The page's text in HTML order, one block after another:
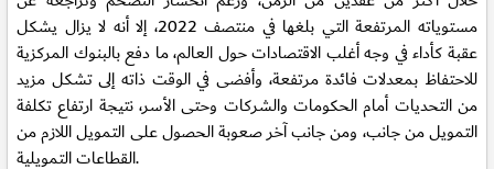
مستوياته المرتفعة التي بلغها في منتصف 2022، إلا أنه لا يزال يشكل
عقبة كأداء في وجه أغلب الاقتصادات حول العالم، ما دفع بالبنوك المركزية
للاحتفاظ بمعدلات فائدة مرتفعة، وأفضى في الوقت ذاته إلى تشكل مزيد
من التحديات أمام الحكومات والشركات وحتى الأسر، نتيجة ارتفاع تكلفة
التمويل من جانب، ومن جانب آخر صعوبة الحصول على التمويل اللازم من
القطاعات التمويلية.